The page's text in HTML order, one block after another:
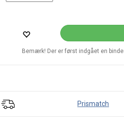
Bemærk! Der er først indgået en
Prismatch